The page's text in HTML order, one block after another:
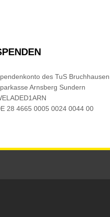
des TuS Bruchhausen
Arnsberg Sundern
28 4665 0005 0024 0044 00